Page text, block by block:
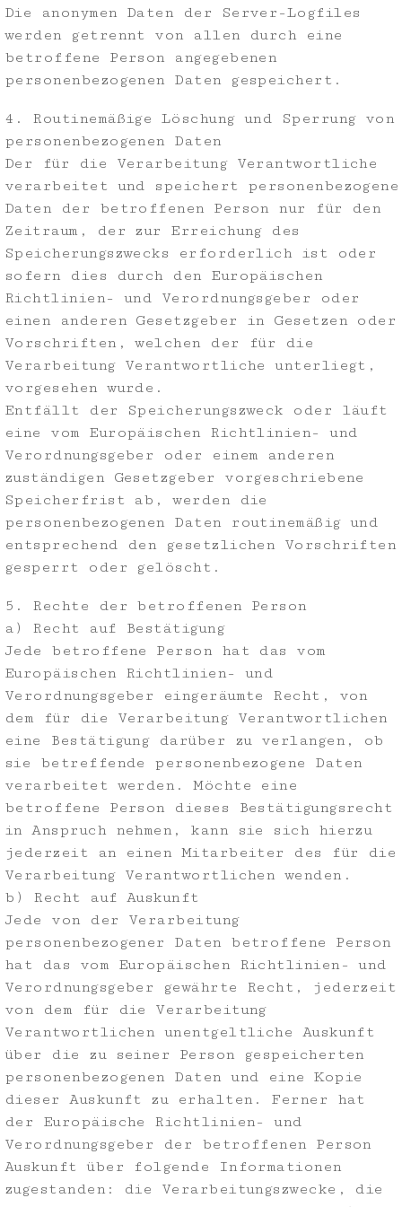
Die anonymen Daten der Server-Logfiles
werden getrennt von allen durch eine
betroffene Person angegebenen
personenbezogenen Daten gespeichert.
4. Routinemäßige Löschung und Sperrung von
personenbezogenen Daten
Der für die Verarbeitung Verantwortliche
verarbeitet und speichert personenbezogene
Daten der betroffenen Person nur für den
Zeitraum, der zur Erreichung des
Speicherungszwecks erforderlich ist oder
sofern dies durch den Europäischen
Richtlinien- und Verordnungsgeber oder
einen anderen Gesetzgeber in Gesetzen oder
Vorschriften, welchen der für die
Verarbeitung Verantwortliche unterliegt,
vorgesehen wurde.
Entfällt der Speicherungszweck oder läuft
eine vom Europäischen Richtlinien- und
Verordnungsgeber oder einem anderen
zuständigen Gesetzgeber vorgeschriebene
Speicherfrist ab, werden die
personenbezogenen Daten routinemäßig und
entsprechend den gesetzlichen Vorschriften
gesperrt oder gelöscht.
5. Rechte der betroffenen Person
a) Recht auf Bestätigung
Jede betroffene Person hat das vom
Europäischen Richtlinien- und
Verordnungsgeber eingeräumte Recht, von
dem für die Verarbeitung Verantwortlichen
eine Bestätigung darüber zu verlangen, ob
sie betreffende personenbezogene Daten
verarbeitet werden. Möchte eine
betroffene Person dieses Bestätigungsrecht
in Anspruch nehmen, kann sie sich hierzu
jederzeit an einen Mitarbeiter des für die
Verarbeitung Verantwortlichen wenden.
b) Recht auf Auskunft
Jede von der Verarbeitung
personenbezogener Daten betroffene Person
hat das vom Europäischen Richtlinien- und
Verordnungsgeber gewährte Recht, jederzeit
von dem für die Verarbeitung
Verantwortlichen unentgeltliche Auskunft
über die zu seiner Person gespeicherten
personenbezogenen Daten und eine Kopie
dieser Auskunft zu erhalten. Ferner hat
der Europäische Richtlinien- und
Verordnungsgeber der betroffenen Person
Auskunft über folgende Informationen
zugestanden: die Verarbeitungszwecke, die